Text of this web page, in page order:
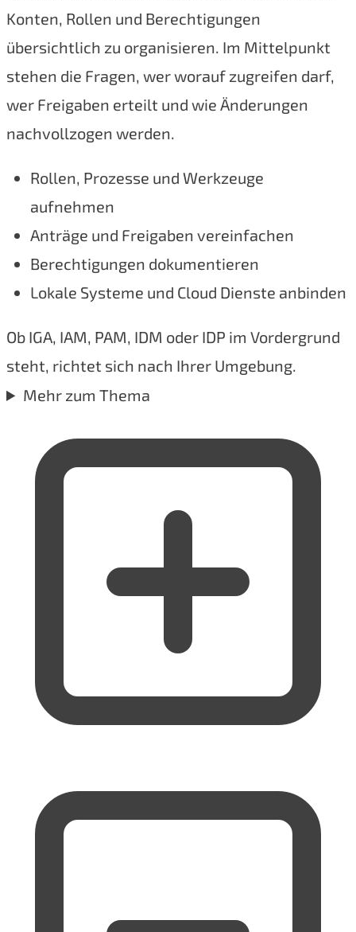
Konten, Rollen und Berechtigungen
übersichtlich zu organisieren. Im Mittelpunkt
stehen die Fragen, wer worauf zugreifen darf,
wer Freigaben erteilt und wie Änderungen
nachvollzogen werden.
Rollen, Prozesse und Werkzeuge
aufnehmen
Anträge und Freigaben vereinfachen
Berechtigungen dokumentieren
Lokale Systeme und Cloud Dienste anbinden
Ob IGA, IAM, PAM, IDM oder IDP im Vordergrund
steht, richtet sich nach Ihrer Umgebung.
Mehr zum Thema